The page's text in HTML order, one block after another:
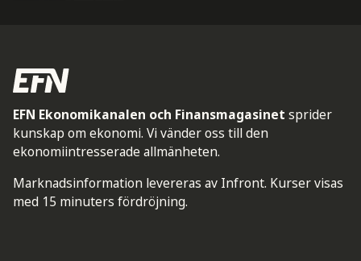
EFN Ekonomikanalen och Finansmagasinet sprider
kunskap om ekonomi. Vi vänder oss till den
ekonomiintresserade allmänheten.
Marknadsinformation levereras av Infront. Kurser visas
med 15 minuters fördröjning.